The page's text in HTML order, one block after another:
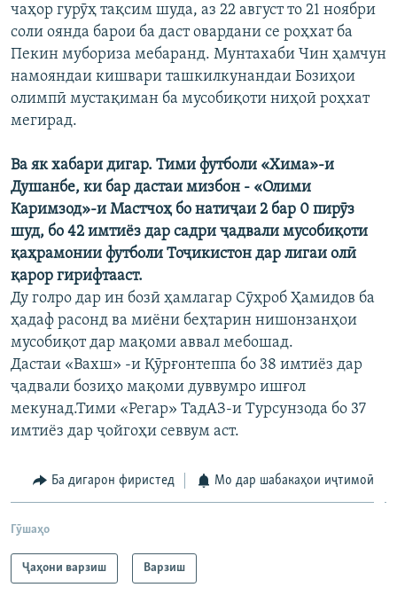
чаҳор гурӯҳ тақсим шуда, аз 22 август то 21 ноябри
соли оянда барои ба даст овардани се роҳхат ба
Пекин мубориза мебаранд. Мунтахаби Чин ҳамчун
намояндаи кишвари ташкилкунандаи Бозиҳои
олимпӣ мустақиман ба мусобиқоти ниҳоӣ роҳхат
мегирад.
Ва як хабари дигар. Тими футболи «Хима»-и
Душанбе, ки бар дастаи мизбон - «Олими
Каримзод»-и Мастчоҳ бо натиҷаи 2 бар 0 пирӯз
шуд, бо 42 имтиёз дар садри ҷадвали мусобиқоти
қаҳрамонии футболи Тоҷикистон дар лигаи олӣ
қарор гирифтааст.
Ду голро дар ин бозӣ ҳамлагар Сӯҳроб Ҳамидов ба
ҳадаф расонд ва миёни беҳтарин нишонзанҳои
мусобиқот дар мақоми аввал мебошад.
Дастаи «Вахш» -и Қӯрғонтеппа бо 38 имтиёз дар
ҷадвали бозиҳо мақоми дуввумро ишғол
мекунад.Тими «Регар» ТадАЗ-и Турсунзода бо 37
имтиёз дар ҷойгоҳи севвум аст.
Ба дигарон фиристед Мо дар шабакаҳои иҷтимоӣ
Гӯшаҳо
Ҷаҳони варзиш Варзиш